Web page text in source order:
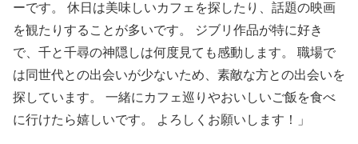
ーです。 休日は美味しいカフェを探したり、話題の映画
を観たりすることが多いです。 ジブリ作品が特に好き
で、千と千尋の神隠しは何度見ても感動します。 職場で
は同世代との出会いが少ないため、素敵な方との出会いを
探しています。 一緒にカフェ巡りやおいしいご飯を食べ
に行けたら嬉しいです。 よろしくお願いします！」